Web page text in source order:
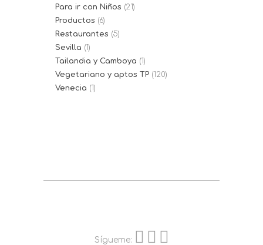
Para ir con Niños (21)
Productos (6)
Restaurantes (5)
Sevilla (1)
Tailandia y Camboya (1)
Vegetariano y aptos TP (120)
Venecia (1)
Sígueme: